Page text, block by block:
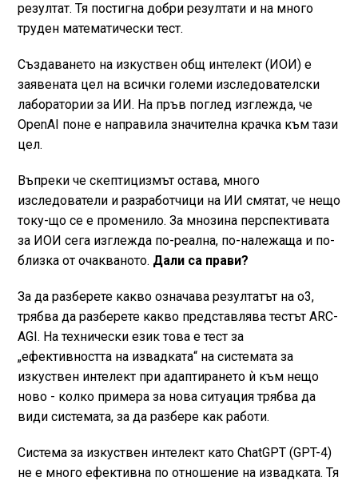
резултат. Тя постигна добри резултати и на много
труден математически тест.
Създаването на изкуствен общ интелект (ИОИ) е
заявената цел на всички големи изследователски
лаборатории за ИИ. На пръв поглед изглежда, че
OpenAI поне е направила значителна крачка към тази
цел.
Въпреки че скептицизмът остава, много
изследователи и разработчици на ИИ смятат, че нещо
току-що се е променило. За мнозина перспективата
за ИОИ сега изглежда по-реална, по-належаща и по-
близка от очакваното. Дали са прави?
За да разберете какво означава резултатът на o3,
трябва да разберете какво представлява тестът ARC-
AGI. На технически език това е тест за
„ефективността на извадката“ на системата за
изкуствен интелект при адаптирането ѝ към нещо
ново - колко примера за нова ситуация трябва да
види системата, за да разбере как работи.
Система за изкуствен интелект като ChatGPT (GPT-4)
не е много ефективна по отношение на извадката. Тя